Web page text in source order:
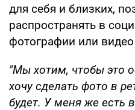
для себя и близких,
распространять в
фотографии или
"Мы хотим, чтобы это
хочу сделать фото в
будет. У меня же есть